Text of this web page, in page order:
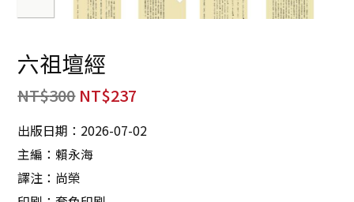
六祖壇經
NT$300 NT$237
出版日期：2026-07-02
主編：賴永海
譯注：尚榮